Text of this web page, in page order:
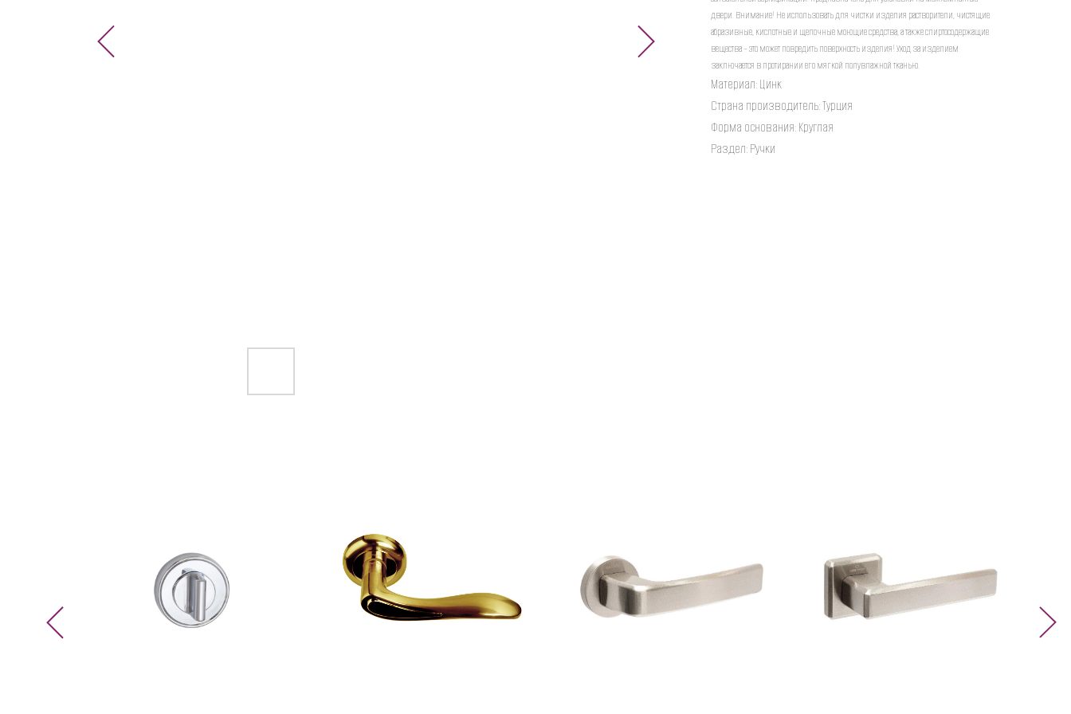
двери. Внимание! Не использовать для чистки изделия растворители, чистящие
абразивные, кислотные и щелочные моющие средства, а также спиртосодержащие
вещества – это может повредить поверхность изделия! Уход за изделием
заключается в протирании его мягкой полувлажной тканью.
Материал: Цинк
Страна производитель: Турция
Форма основания: Круглая
Раздел: Ручки